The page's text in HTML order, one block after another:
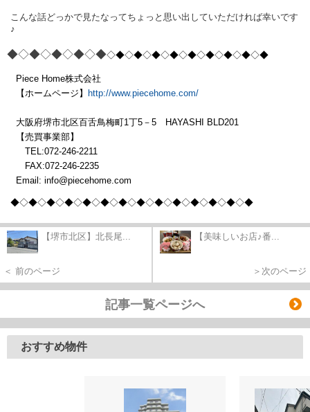
こんな話どっかで見たなってちょっと思い出していただければ幸いです
♪
◆◇◆◇◆◇◆◇◆◇◆◇◆◇◆◇◆◇◆◇◆◇◆◇◆◇◆
Piece Home株式会社
【ホームページ】
http://www.piecehome.com/
大阪府堺市北区百舌鳥梅町1丁5－5 HAYASHI BLD201
【売買事業部】
TEL:072-246-2211
FAX:072-246-2235
Email: info@piecehome.com
◆◇◆◇◆◇◆◇◆◇◆◇◆◇◆◇◆◇◆◇◆◇◆◇◆◇◆
【堺市北区】北長尾...
＜ 前のページ
【美味しいお店♪番...
＞次のページ
記事一覧ページへ
おすすめ物件